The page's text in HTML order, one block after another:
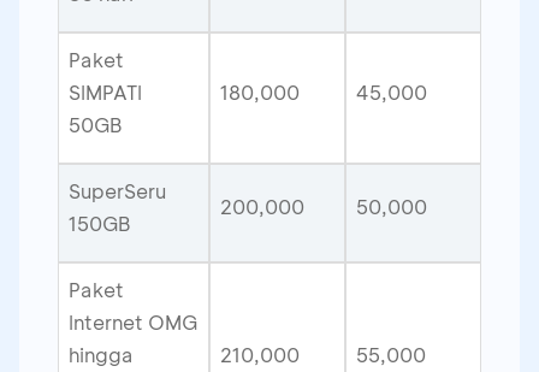
Paket
SIMPATI
50GB
180,000 45,000
SuperSeru
150GB
200,000 50,000
Paket
Internet OMG
hingga
210,000 55,000